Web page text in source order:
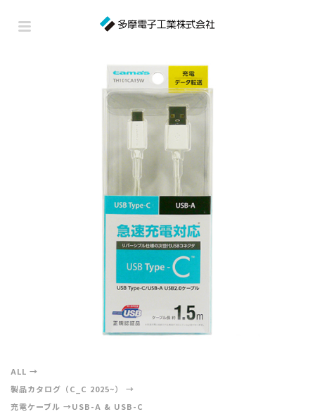
ALL
製品カタログ（C_C 2025~）
充電ケーブル
USB-A & USB-C